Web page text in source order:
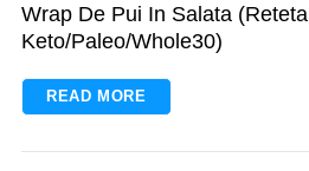
Wrap De Pui In Salata (Reteta
Keto/Paleo/Whole30)
READ MORE